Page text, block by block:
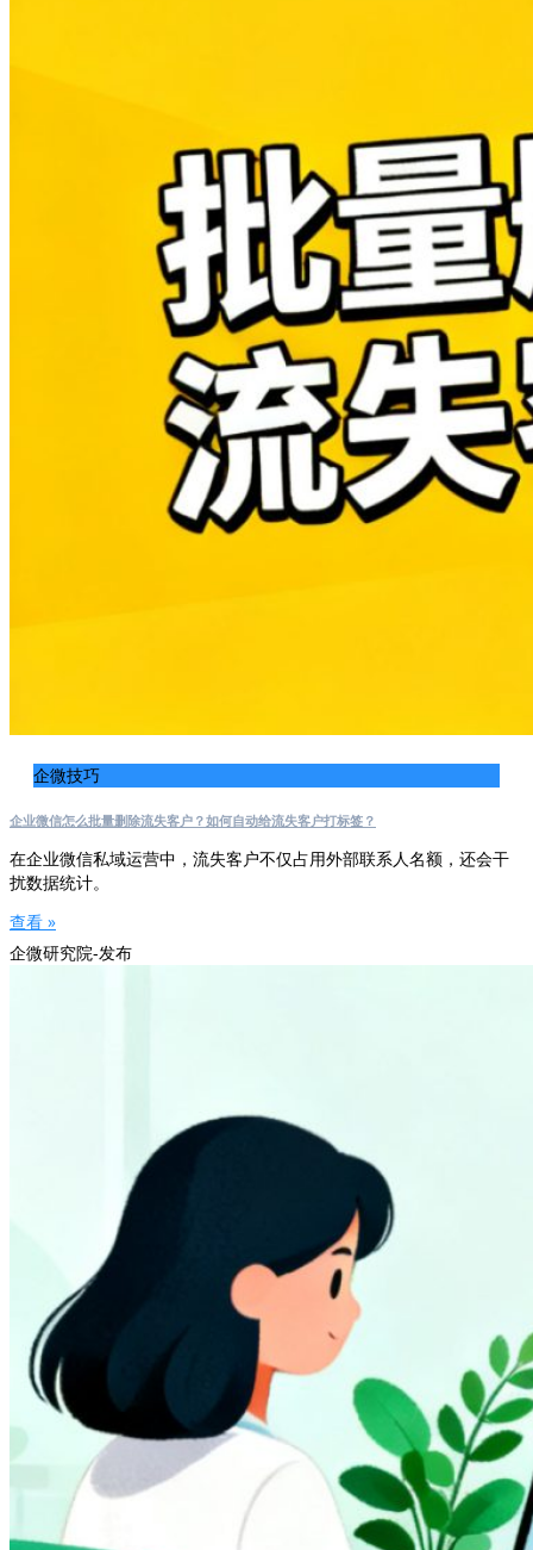
企微技巧
企业微信怎么批量删除流失客户？如何自动给流失客户打标签？
在企业微信私域运营中，流失客户不仅占用外部联系人名额，还会干
扰数据统计。
查看 »
企微研究院-发布